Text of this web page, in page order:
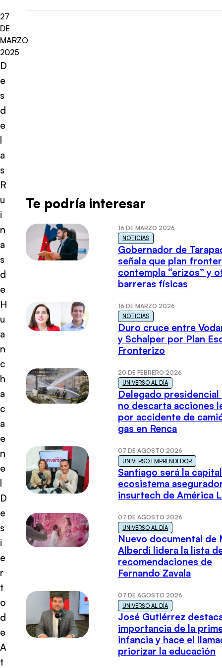
27
DE
MARZO
2025
D
e
s
d
e
l
a
s
R
u
i
n
a
s
d
e
H
u
a
n
c
h
a
c
a
e
n
e
l
D
e
s
i
e
r
t
o
d
e
A
t
Te podría interesar
16 DE MARZO 2026
NOTICIAS
Gobernador de
señala que plan
contempla “erizos” y
barreras físicas
16 DE MARZO 2026
NOTICIAS
Duro cruce entre
y Schalper por Plan
Fronterizo
20 DE FEBRERO 2026
UNIVERSO AL DÍA
Delegado presidencial
no descarta acciones
por accidente de
gas en Renca
07 DE AGOSTO 2026
UNIVERSO EMPRENDEDOR
Santiago será la
ecosistema
insurtech de América
07 DE AGOSTO 2026
UNIVERSO AL DÍA
Nuevo documental de
Alberdi lidera la lista
recomendaciones de
Fernando Zavala
07 DE AGOSTO 2026
UNIVERSO AL DÍA
José Gutiérrez
importancia de la
infancia y hace el
priorizar la educación